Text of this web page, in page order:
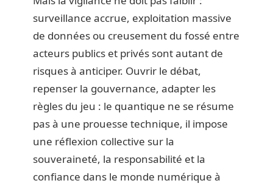
surveillance accrue, exploitation massive
de données ou creusement du fossé entre
acteurs publics et privés sont autant de
risques à anticiper. Ouvrir le débat,
repenser la gouvernance, adapter les
règles du jeu : le quantique ne se résume
pas à une prouesse technique, il impose
une réflexion collective sur la
souveraineté, la responsabilité et la
confiance dans le monde numérique à